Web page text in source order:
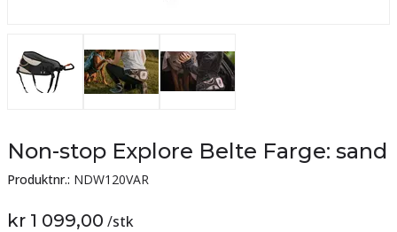
Non-stop Explore Belte Farge: sand
Produktnr.: NDW120VAR
kr 1 099,00 /stk